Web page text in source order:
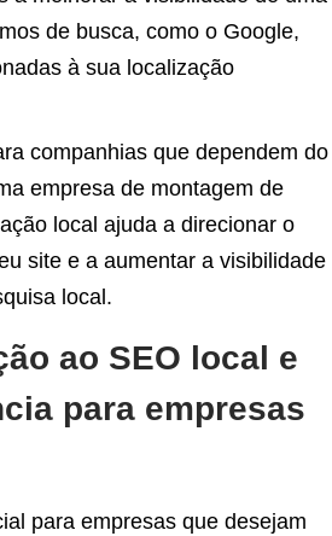
de busca, como o Google,
à sua localização
companhias que dependem do
empresa de montagem de
local ajuda a direcionar o
site e a aumentar a visibilidade
local.
ao SEO local e
para empresas
para empresas que desejam